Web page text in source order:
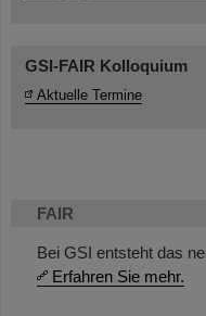
FAIR
Bei GSI entsteht das
Erfahren Sie mehr.
GSI-FAIR Kolloquium
Aktuelle Termine